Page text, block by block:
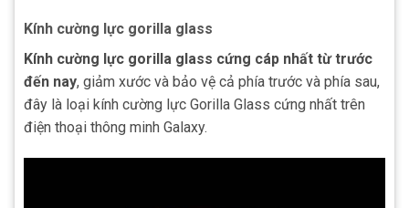
Kính cường lực gorilla glass
Kính cường lực gorilla glass cứng cáp nhất từ trước
đến nay, giảm xước và bảo vệ cả phía trước và phía sau,
đây là loại kính cường lực Gorilla Glass cứng nhất trên
điện thoại thông minh Galaxy.